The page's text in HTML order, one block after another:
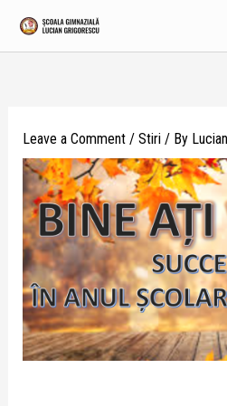
content
Leave a Comment / Stiri/ By